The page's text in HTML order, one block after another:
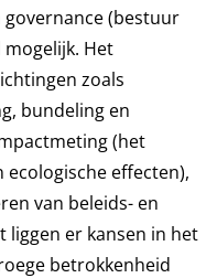
(bestuur
mogelijk. Het
zoals
bundeling en
(het
effecten),
van beleids- en
liggen er kansen in het
betrokkenheid